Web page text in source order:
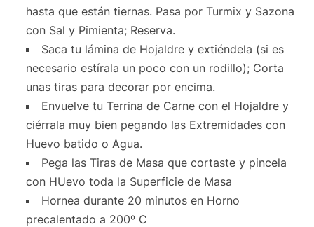
hasta que están tiernas. Pasa por Turmix y Sazona
con Sal y Pimienta; Reserva.
Saca tu lámina de Hojaldre y extiéndela (si es
necesario estírala un poco con un rodillo); Corta
unas tiras para decorar por encima.
Envuelve tu Terrina de Carne con el Hojaldre y
ciérrala muy bien pegando las Extremidades con
Huevo batido o Agua.
Pega las Tiras de Masa que cortaste y pincela
con HUevo toda la Superficie de Masa
Hornea durante 20 minutos en Horno
precalentado a 200º C